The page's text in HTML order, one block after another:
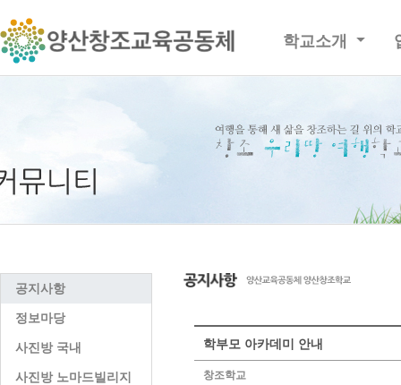
학교소개
공지사항
정보마당
사진방 국내
사진방 노마드빌리지
학부모 아카데미 안내
창조학교